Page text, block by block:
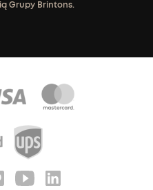
Grupy Brintons.